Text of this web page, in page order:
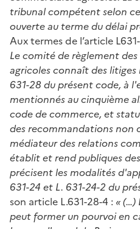
tribunal compétent selon
ouverte au terme du délai
Aux termes de l’article
Le comité de règlement
agricoles connaît des
631-28 du présent code, à
mentionnés au cinquième
code de commerce, et
des recommandations non
médiateur des relations
établit et rend publiques
précisent les modalités
631-24 et L. 631-24-2 du
son article L.631-28-4 : «
peut former un pourvoi en